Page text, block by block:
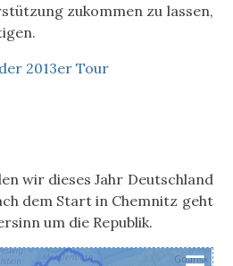
zukommen zu lassen,
2013er Tour
wir dieses Jahr Deutschland
dem Start in Chemnitz geht
um die Republik.